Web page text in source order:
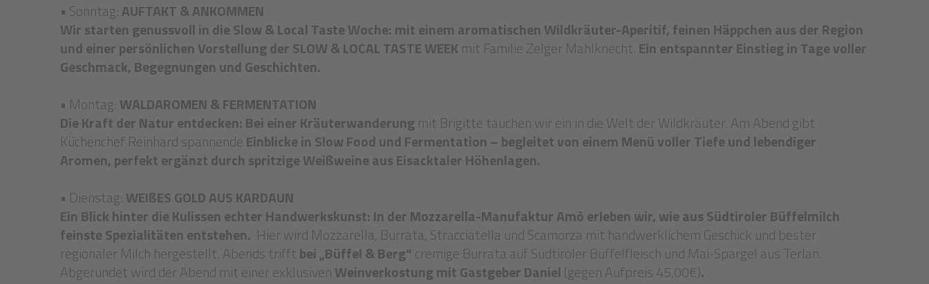
• Sonntag: AUFTAKT & ANKOMMEN
Wir starten genussvoll in die Slow & Local Taste Woche: mit einem aromatischen Wildkräuter-Aperitif, feinen Häppchen aus der Region
und einer persönlichen Vorstellung der SLOW & LOCAL TASTE WEEK mit Familie Zelger Mahlknecht. Ein entspannter Einstieg in Tage voller
Geschmack, Begegnungen und Geschichten.
• Montag: WALDAROMEN & FERMENTATION
Die Kraft der Natur entdecken: Bei einer Kräuterwanderung mit Brigitte tauchen wir ein in die Welt der Wildkräuter. Am Abend gibt
Küchenchef Reinhard spannende Einblicke in Slow Food und Fermentation – begleitet von einem Menü voller Tiefe und lebendiger
Aromen, perfekt ergänzt durch spritzige Weißweine aus Eisacktaler Höhenlagen.
• Dienstag: WEIßES GOLD AUS KARDAUN
Ein Blick hinter die Kulissen echter Handwerkskunst: In der Mozzarella-Manufaktur Amò erleben wir, wie aus Südtiroler Büffelmilch
feinste Spezialitäten entstehen. Hier wird Mozzarella, Burrata, Stracciatella und Scamorza mit handwerklichem Geschick und bester
regionaler Milch hergestellt. Abends trifft bei „Büffel & Berg“ cremige Burrata auf Südtiroler Büffelfleisch und Mai-Spargel aus Terlan.
Abgerundet wird der Abend mit einer exklusiven Weinverkostung mit Gastgeber Daniel (gegen Aufpreis 45,00€).